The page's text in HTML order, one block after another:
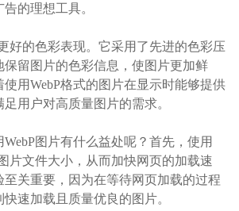
的理想工具。
好的色彩表现。它采用了先进的色彩压
留图片的色彩信息，使图片更加鲜
用WebP格式的图片在显示时能够提供
用户对高质量图片的需求。
图片有什么益处呢？首先，使用
片文件大小，从而加快网页的加载速
至关重要，因为在等待网页加载的过程
速加载且质量优良的图片。